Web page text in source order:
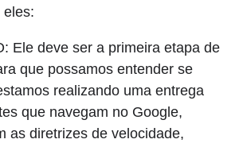
eles:
Ele deve ser a primeira etapa de
que possamos entender se
realizando uma entrega
que navegam no Google,
as diretrizes de velocidade,